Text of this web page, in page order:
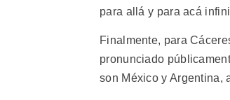
para allá y para acá
Finalmente, para
pronunciado
son México y Argentina,